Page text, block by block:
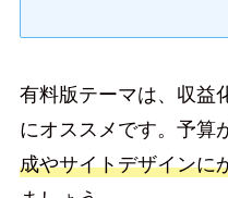
有料版テーマは、収益
にオススメです。予算
成やサイトデザインに